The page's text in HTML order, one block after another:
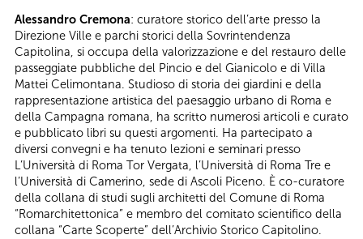
Alessandro Cremona: curatore storico dell’arte presso la
Direzione Ville e parchi storici della Sovrintendenza
Capitolina, si occupa della valorizzazione e del restauro delle
passeggiate pubbliche del Pincio e del Gianicolo e di Villa
Mattei Celimontana. Studioso di storia dei giardini e della
rappresentazione artistica del paesaggio urbano di Roma e
della Campagna romana, ha scritto numerosi articoli e curato
e pubblicato libri su questi argomenti. Ha partecipato a
diversi convegni e ha tenuto lezioni e seminari presso
L’Università di Roma Tor Vergata, l’Università di Roma Tre e
l’Università di Camerino, sede di Ascoli Piceno. È co-curatore
della collana di studi sugli architetti del Comune di Roma
“Romarchitettonica” e membro del comitato scientifico della
collana “Carte Scoperte” dell’Archivio Storico Capitolino.